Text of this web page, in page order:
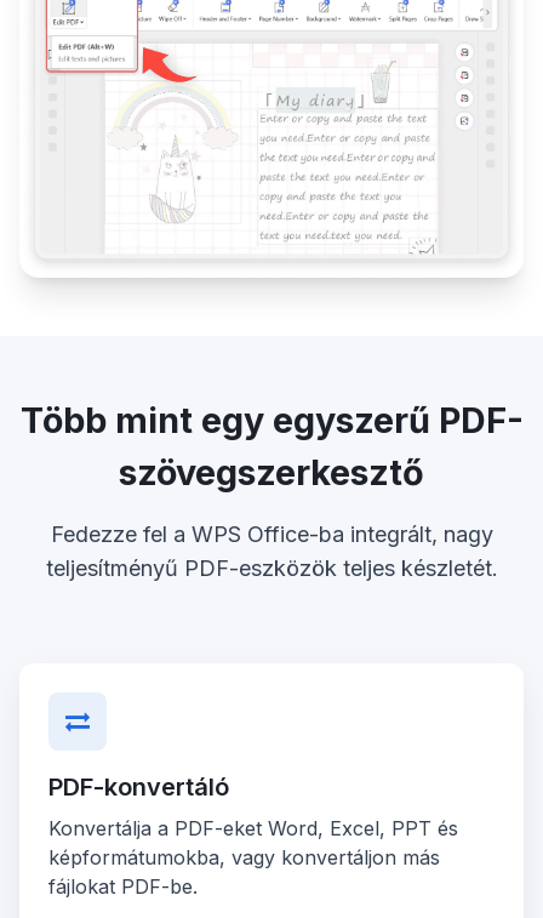
Több mint egy egyszerű PDF-
szövegszerkesztő
Fedezze fel a WPS Office-ba integrált, nagy
teljesítményű PDF-eszközök teljes készletét.
PDF-konvertáló
Konvertálja a PDF-eket Word, Excel, PPT és
képformátumokba, vagy konvertáljon más
fájlokat PDF-be.